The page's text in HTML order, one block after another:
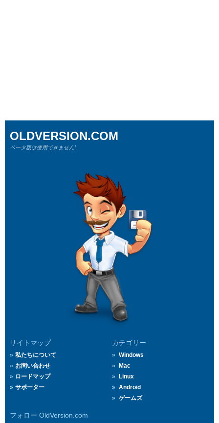
サイトマップ
私たちについて
お問い合わせ
ロードマップ
サポーター
カテゴリー
Windows
Mac
Linux
Android
ゲームズ
フォロー OldVersion.com
OLDVERSION.COM
ベータ版は使用できません!